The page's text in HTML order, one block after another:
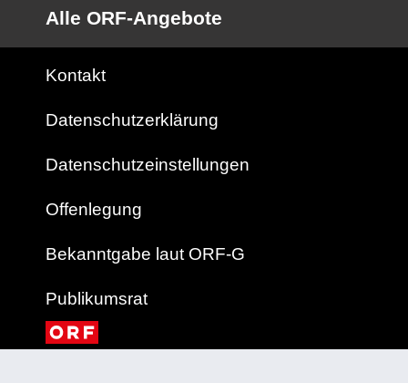
Alle ORF-Angebote
Kontakt
Datenschutzerklärung
Datenschutzeinstellungen
Offenlegung
Bekanntgabe laut ORF-G
Publikumsrat